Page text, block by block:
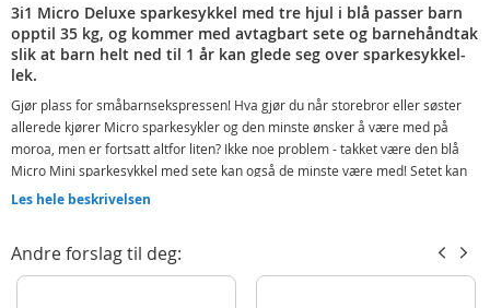
3i1 Micro Deluxe sparkesykkel med tre hjul i blå passer barn
opptil 35 kg, og kommer med avtagbart sete og barnehåndtak
slik at barn helt ned til 1 år kan glede seg over sparkesykkel-
lek.
Gjør plass for småbarnsekspressen! Hva gjør du når storebror eller søster
allerede kjører Micro sparkesykler og den minste ønsker å være med på
moroa, men er fortsatt altfor liten? Ikke noe problem - takket være den blå
Micro Mini sparkesykkel med sete kan også de minste være med! Setet kan
løsnes fra styret når barnet blir større og man kan bruke den i stående
Når barna er gamle nok kan man sette på det originale styret og Mini 3in1 er
forvandlet til den velkjente og kjære sparkesykkelen Mini Micro! Deluxe-
Les hele beskrivelsen
Andre forslag til deg: